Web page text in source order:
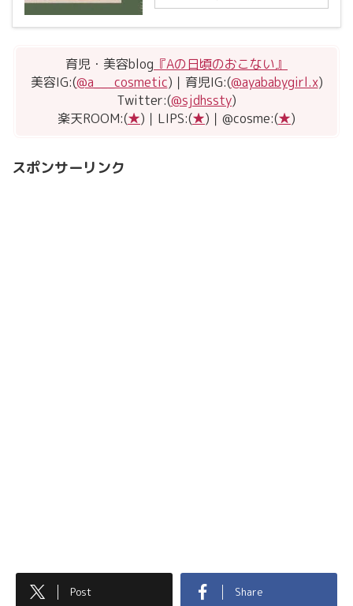
育児・美容blog 『Aの日頃のおこない』
美容IG:(@a___cosmetic)｜育児IG:(@ayababygirl.x)
Twitter:(@sjdhssty)
楽天ROOM:(★)｜LIPS:(★)｜@cosme:(★)
スポンサーリンク
Post Share